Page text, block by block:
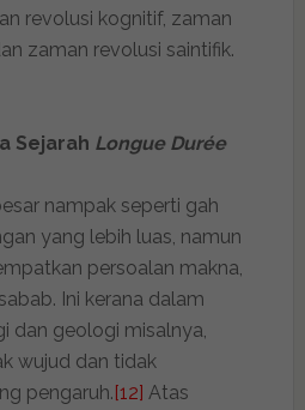
revolusi kognitif, zaman
zaman revolusi saintifik.
Sejarah Longue Durée
nampak seperti gah
yang lebih luas, namun
persoalan makna,
Ini kerana dalam
dan geologi misalnya,
wujud dan tidak
pengaruh.[12] Atas